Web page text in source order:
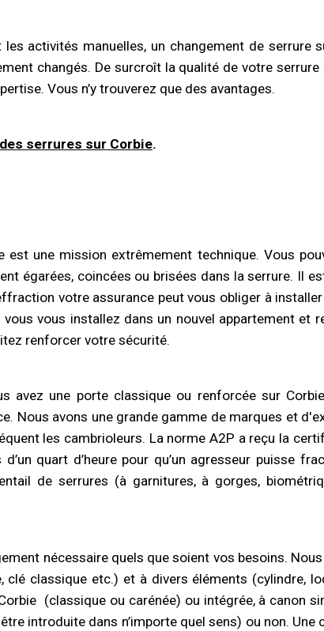
activités manuelles, un changement de serrure
changés. De surcroît la qualité de votre
Vous n’y trouverez que des avantages.
serrures sur Corbie.
est une mission extrêmement technique. Vous
égarées, coincées ou brisées dans la serrure. Il
votre assurance peut vous obliger à
vous installez dans un nouvel appartement et
renforcer votre sécurité.
avez une porte classique ou renforcée sur
Nous avons une grande gamme de marques et
les cambrioleurs. La norme A2P a reçu la
quart d’heure pour qu’un agresseur puisse
de serrures (à garnitures, à gorges,
nécessaire quels que soient vos besoins.
clé classique etc.) et à divers éléments (cylindre,
(classique ou carénée) ou intégrée, à canon
introduite dans n’importe quel sens) ou non.